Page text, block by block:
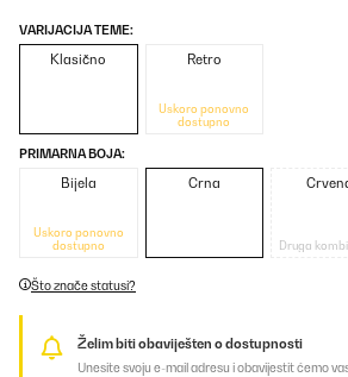
VARIJACIJA TEME:
Klasično Retro
Uskoro ponovno
dostupno
PRIMARNA BOJA:
Bijela
Uskoro ponovno
dostupno
Crna
Druga
Što znače statusi?
Želim biti obaviješten o dostupnosti
Unesite svoju e-mail adresu i obavijestit ćemo